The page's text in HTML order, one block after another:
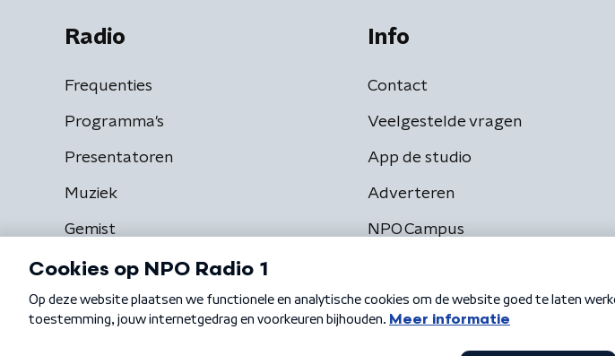
Radio
Frequenties
Programma's
Presentatoren
Muziek
Gemist
Info
Contact
Veelgestelde vragen
App de studio
Adverteren
NPO Campus
Algemene voorwaarden Privacybeleid